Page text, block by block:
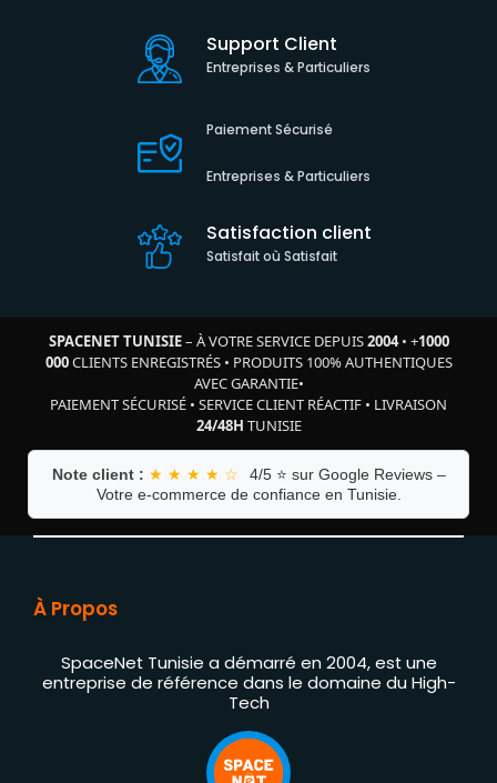
Support Client
Entreprises & Particuliers
Paiement Sécurisé
Entreprises & Particuliers
Satisfaction client
Satisfait où Satisfait
SPACENET TUNISIE– À VOTRE SERVICE DEPUIS2004• +1000
000CLIENTS ENREGISTRÉS• PRODUITS 100% AUTHENTIQUES
AVEC GARANTIE•
PAIEMENT SÉCURISÉ • SERVICE CLIENT RÉACTIF • LIVRAISON
24/48H TUNISIE
Note client : ★ ★ ★ ★ ☆
4/5 ⭐ sur Google Reviews –
Votre e-commerce de confiance en Tunisie.
À Propos
SpaceNet Tunisie a démarré en 2004, est une
entreprise de référence dans le domaine du High-
Tech